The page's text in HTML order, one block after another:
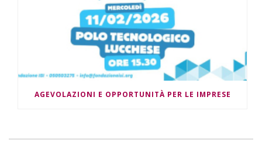
AGEVOLAZIONI E OPPORTUNITÀ PER LE IMPRESE